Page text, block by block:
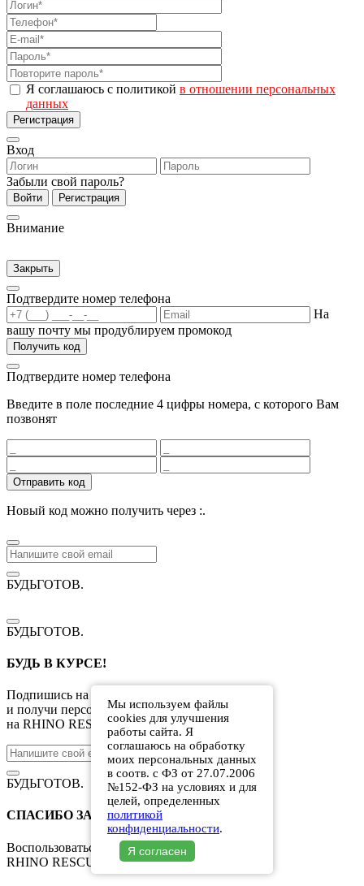
Я соглашаюсь с политикой в отношении персональных
данных
Регистрация
Вход
Забыли свой пароль?
Войти Регистрация
Внимание
Закрыть
Подтвердите номер телефона
На
вашу почту мы продублируем промокод
Получить код
Подтвердите номер телефона
Введите в поле последние 4 цифры номера, с которого Вам
позвонят
Отправить код
Новый код можно получить через :.
БУДЬГОТОВ.
БУДЬГОТОВ.
БУДЬ В КУРСЕ!
Подпишись на рассылку
и получи персональную скидку20%
на RHINO RESCUE
За скидкой 20%
БУДЬГОТОВ.
СПАСИБО ЗА ПОДПИСКУ!
Воспользоваться скидкой20%на
RHINO RESCUE
можно по промокоду
Мы используем файлы
cookies для улучшения
работы сайта. Я
соглашаюсь на обработку
моих персональных данных
в соотв. с ФЗ от 27.07.2006
№152-ФЗ на условиях и для
целей, определенных
политикой
конфиденциальности.
Я согласен